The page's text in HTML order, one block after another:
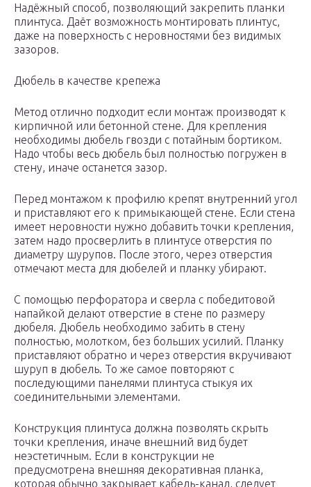
Надёжный способ, позволяющий закрепить планки
плинтуса. Даёт возможность монтировать плинтус,
даже на поверхность с неровностями без видимых
зазоров.
Дюбель в качестве крепежа
Метод отлично подходит если монтаж производят к
кирпичной или бетонной стене. Для крепления
необходимы дюбель гвозди с потайным бортиком.
Надо чтобы весь дюбель был полностью погружен в
стену, иначе останется зазор.
Перед монтажом к профилю крепят внутренний угол
и приставляют его к примыкающей стене. Если стена
имеет неровности нужно добавить точки крепления,
затем надо просверлить в плинтусе отверстия по
диаметру шурупов. После этого, через отверстия
отмечают места для дюбелей и планку убирают.
С помощью перфоратора и сверла с победитовой
напайкой делают отверстие в стене по размеру
дюбеля. Дюбель необходимо забить в стену
полностью, молотком, без больших усилий. Планку
приставляют обратно и через отверстия вкручивают
шуруп в дюбель. То же самое повторяют с
последующими панелями плинтуса стыкуя их
соединительными элементами.
Конструкция плинтуса должна позволять скрыть
точки крепления, иначе внешний вид будет
неэстетичным. Если в конструкции не
предусмотрена внешняя декоративная планка,
которая обычно закрывает кабель-канал, следует